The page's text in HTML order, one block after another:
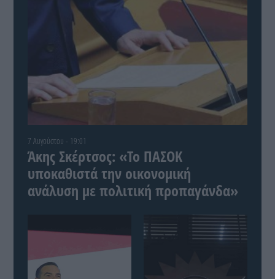
7 Αυγούστου - 19:01
Άκης Σκέρτσος: «Το ΠΑΣΟΚ
υποκαθιστά την οικονομική
ανάλυση με πολιτική προπαγάνδα»